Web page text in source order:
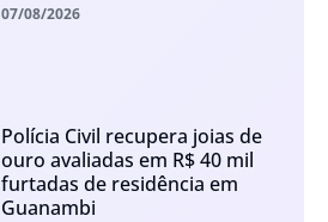
07/08/2026
Polícia Civil recupera joias de
ouro avaliadas em R$ 40 mil
furtadas de residência em
Guanambi